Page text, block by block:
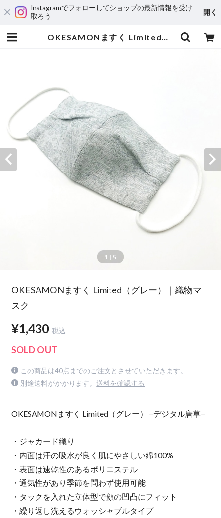
Instagramでフォローしてショップの最新情報を受け
取ろう
開く
OKESAMONますく Limited（グレー）｜織物マスク | OKESAMON
1 | 5
OKESAMONますく Limited（グレー）｜織物マ
スク
¥1,430 税込
SOLD OUT
この商品は40点までのご注文とさせていただきます。
別途送料がかかります。 送料を確認する
OKESAMONますく Limited（グレー） −デジタル唐草−
・ジャカード織り
・内面は汗の吸水が良く肌にやさしい綿100%
・表面は速乾性のあるポリエステル
・通気性があり季節を問わず使用可能
・タックを入れた立体型で顔の凹凸にフィット
・繰り返し洗えるウォッシャブルタイプ